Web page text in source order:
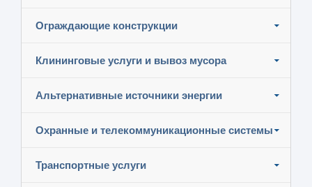
Ограждающие конструкции
Клининговые услуги и вывоз мусора
Альтернативные источники энергии
Охранные и телекоммуникационные системы
Транспортные услуги